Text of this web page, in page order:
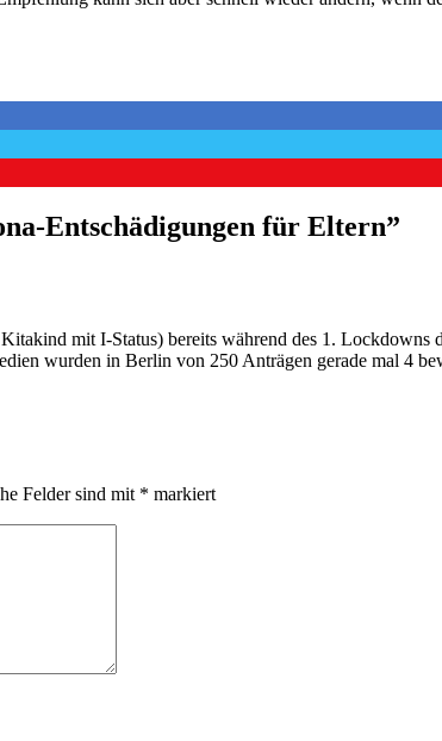
Entschädigungen für Eltern”
mit I-Status) bereits während des 1. Lockdowns
wurden in Berlin von 250 Anträgen gerade mal 4
Felder sind mit * markiert